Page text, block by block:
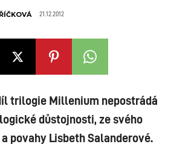
21.12.2012
trilogie Millenium nepostrádá
důstojnosti, ze svého
povahy Lisbeth Salanderové.